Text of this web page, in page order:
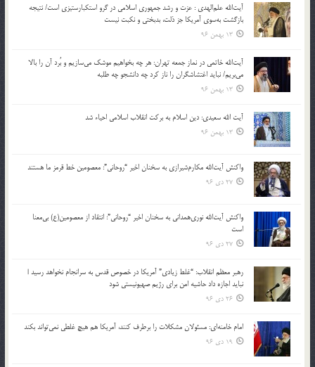
آیت‌الله علم‌الهدی : عزت و رشد جمهوری اسلامی در گرو استکبارستیزی است/ نتیجه
بازگشت به‌سوی آمریکا جز ذلت، بدبختی و نکبت نیست
13 بهمن 96
آیت‌الله خاتمی در نماز جمعه تهران: هر چه بخواهیم موشک می‌سازیم و بُرد آن را بالا
می‌بریم/ نباید اغتشاشگران را ناز کرد چه دانشجو چه طلبه
13 بهمن 96
آیت الله سعیدی: دین اسلام به برکت انقلاب اسلامی احیاء شد
13 بهمن 96
واکنش آیت‌الله مکارم‌شیرازی به سخنان اخیر “روحانی”: معصومین خط قرمز ما هستند
27 دی 96
واکنش آیت‌الله نوری‌همدانی به سخنان اخیر “روحانی”: انتقاد از معصومین(ع) بی‌معنا
است
27 دی 96
رهبر معظم انقلاب: “غلط زیادی” آمریکا در خصوص قدس به سرانجام نخواهد رسید |
نباید اجازه داد حاشیه امن برای رژیم صهیونیستی شود
26 دی 96
امام خامنه‌ای: مسئولان مشکلات را برطرف کنند، آمریکا هم هیچ غلطی نمی‌تواند بکند
19 دی 96